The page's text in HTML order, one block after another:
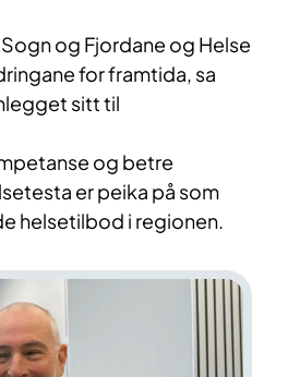
og Fjordane og Helse
for framtida, sa
sitt til
og betre
er peika på som
helsetilbod i regionen.